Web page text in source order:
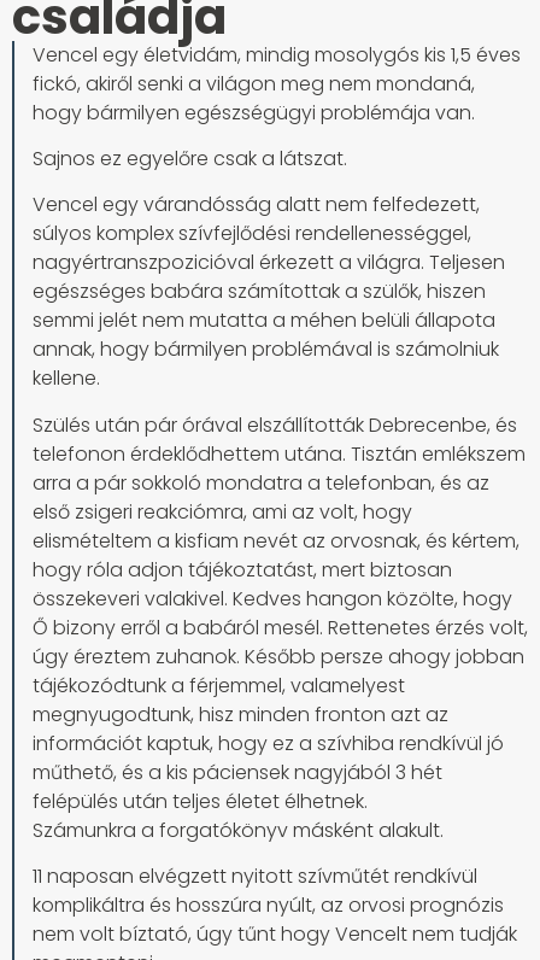
családja
Vencel egy életvidám, mindig mosolygós kis 1,5 éves
fickó, akiről senki a világon meg nem mondaná,
hogy bármilyen egészségügyi problémája van.
Sajnos ez egyelőre csak a látszat.
Vencel egy várandósság alatt nem felfedezett,
súlyos komplex szívfejlődési rendellenességgel,
nagyértranszpozicióval érkezett a világra. Teljesen
egészséges babára számítottak a szülők, hiszen
semmi jelét nem mutatta a méhen belüli állapota
annak, hogy bármilyen problémával is számolniuk
kellene.
Szülés után pár órával elszállították Debrecenbe, és
telefonon érdeklődhettem utána. Tisztán emlékszem
arra a pár sokkoló mondatra a telefonban, és az
első zsigeri reakciómra, ami az volt, hogy
elismételtem a kisfiam nevét az orvosnak, és kértem,
hogy róla adjon tájékoztatást, mert biztosan
összekeveri valakivel. Kedves hangon közölte, hogy
Ő bizony erről a babáról mesél. Rettenetes érzés volt,
úgy éreztem zuhanok. Később persze ahogy jobban
tájékozódtunk a férjemmel, valamelyest
megnyugodtunk, hisz minden fronton azt az
információt kaptuk, hogy ez a szívhiba rendkívül jó
műthető, és a kis páciensek nagyjából 3 hét
felépülés után teljes életet élhetnek.
Számunkra a forgatókönyv másként alakult.
11 naposan elvégzett nyitott szívműtét rendkívül
komplikáltra és hosszúra nyúlt, az orvosi prognózis
nem volt bíztató, úgy tűnt hogy Vencelt nem tudják